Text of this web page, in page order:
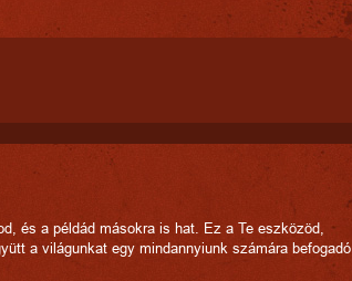
és a példád másokra is hat. Ez a Te eszközöd,
a világunkat egy mindannyiunk számára befogadó,